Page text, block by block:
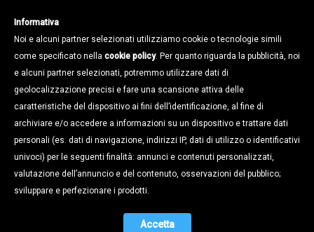
Come to Padova and Discover EXPO
2015
20.04.2015
Informativa
Noi e alcuni partner selezionati utilizziamo cookie o tecnologie simili
come specificato nella cookie policy. Per quanto riguarda la pubblicità, noi
e alcuni partner selezionati, potremmo utilizzare dati di
geolocalizzazione precisi e fare una scansione attiva delle
caratteristiche del dispositivo ai fini dell’identificazione, al fine di
archiviare e/o accedere a informazioni su un dispositivo e trattare dati
personali (es. dati di navigazione, indirizzi IP, dati di utilizzo o identificativi
univoci) per le seguenti finalità: annunci e contenuti personalizzati,
valutazione dell’annuncio e del contenuto, osservazioni del pubblico;
sviluppare e perfezionare i prodotti.
Accetta